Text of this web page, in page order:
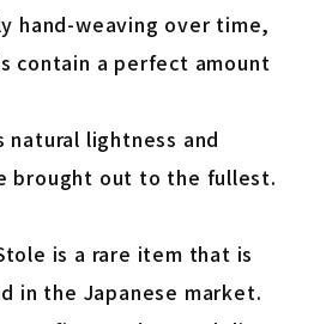
hand-weaving over time,
contain a perfect amount
natural lightness and
brought out to the fullest.
is a rare item that is
in the Japanese market.